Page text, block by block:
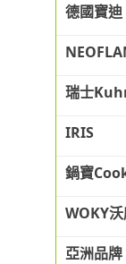
德國寶迪
瑞士
IRIS
鍋寶
WOKY
亞洲品牌